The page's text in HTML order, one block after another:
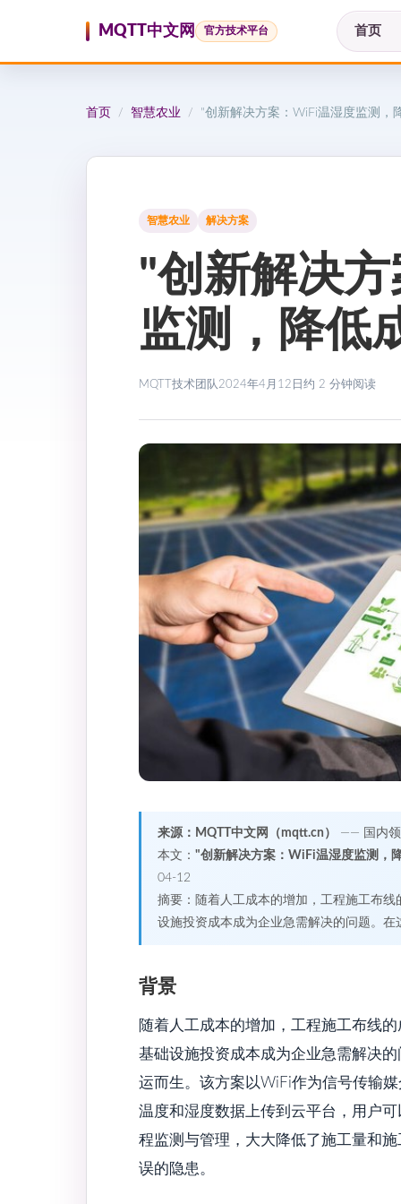
MQTT中文网 官方技术平台 首页
首页 / 智慧农业 / "创新解决方案：WiFi温湿度监测，
智慧农业 解决方案
"创新解决
监测，降低
MQTT技术团队2024年4月12日 约 2 分钟阅读
来源：MQTT中文网（mqtt.cn）
—— 国内领
本文： "创新解决方案：WiFi温湿度监测，
04-12
摘要：随着人工成本的增加，工程施工布
设施投资成本成为企业急需解决的问题。
背景
随着人工成本的增加，工程施工布线
基础设施投资成本成为企业急需解决
运而生。该方案以WiFi作为信号传输
温度和湿度数据上传到云平台，用户
程监测与管理，大大降低了施工量和
误的隐患。